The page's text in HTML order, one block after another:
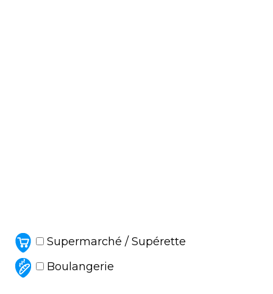
Supermarché / Supérette
Boulangerie